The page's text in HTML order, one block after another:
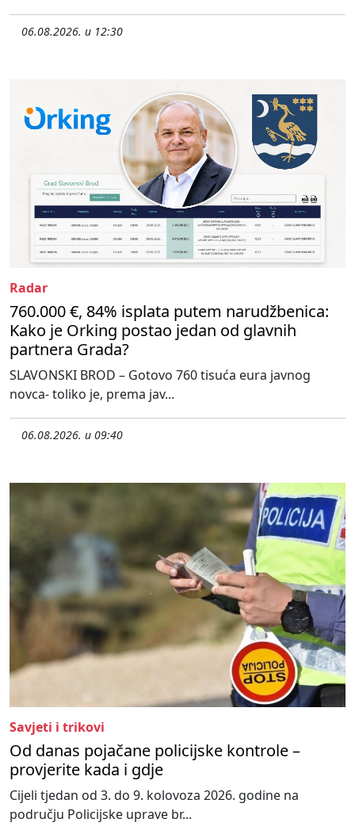
06.08.2026. u 12:30
Radar
760.000 €, 84% isplata putem narudžbenica:
Kako je Orking postao jedan od glavnih
partnera Grada?
SLAVONSKI BROD – Gotovo 760 tisuća eura javnog
novca- toliko je, prema jav...
06.08.2026. u 09:40
Savjeti i trikovi
Od danas pojačane policijske kontrole –
provjerite kada i gdje
Cijeli tjedan od 3. do 9. kolovoza 2026. godine na
području Policijske uprave br...